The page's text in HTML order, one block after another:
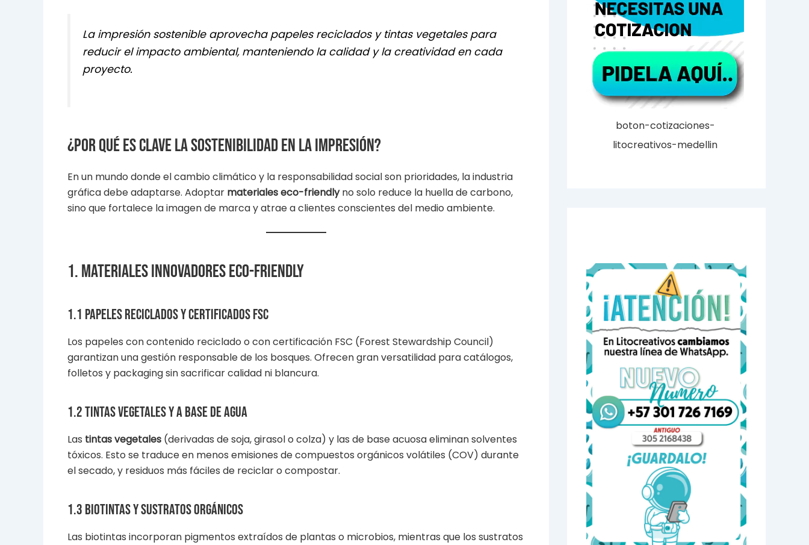
La impresión sostenible aprovecha papeles reciclados y tintas vegetales para
reducir el impacto ambiental, manteniendo la calidad y la creatividad en cada
proyecto.
¿Por qué es clave la sostenibilidad en la impresión?
En un mundo donde el cambio climático y la responsabilidad social son prioridades, la industria
gráfica debe adaptarse. Adoptar materiales eco-friendlyno solo reduce la huella de carbono,
sino que fortalece la imagen de marca y atrae a clientes conscientes del medio ambiente.
1. Materiales innovadores eco-friendly
1.1 Papeles reciclados y certificados FSC
Los papeles con contenido reciclado o con certificación FSC (Forest Stewardship Council)
garantizan una gestión responsable de los bosques. Ofrecen gran versatilidad para catálogos,
folletos y packaging sin sacrificar calidad ni blancura.
1.2 Tintas vegetales y a base de agua
Las tintas vegetales (derivadas de soja, girasol o colza) y las de base acuosa eliminan solventes
tóxicos. Esto se traduce en menos emisiones de compuestos orgánicos volátiles (COV) durante
el secado, y residuos más fáciles de reciclar o compostar.
1.3 Biotintas y sustratos orgánicos
Las biotintas incorporan pigmentos extraídos de plantas o microbios, mientras que los sustratos
boton-cotizaciones-
litocreativos-medellin